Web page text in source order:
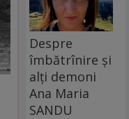
Despre
îmbătrînire și
alți demoni
Ana Maria
SANDU